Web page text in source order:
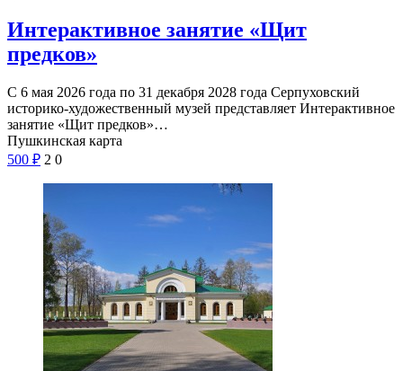
Интерактивное занятие «Щит
предков»
С 6 мая 2026 года по 31 декабря 2028 года Серпуховский
историко-художественный музей представляет Интерактивное
занятие «Щит предков»…
Пушкинская карта
500 ₽ 2 0